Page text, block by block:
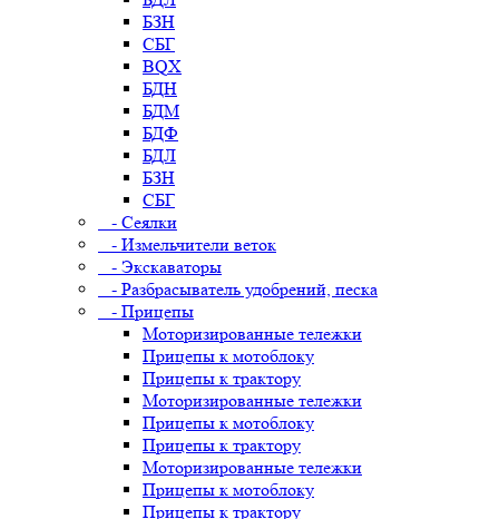
БЗН
СБГ
BQX
БДН
БДМ
БДФ
БДЛ
БЗН
СБГ
- Сеялки
- Измельчители веток
- Экскаваторы
- Разбрасыватель удобрений, песка
- Прицепы
Моторизированные тележки
Прицепы к мотоблоку
Прицепы к трактору
Моторизированные тележки
Прицепы к мотоблоку
Прицепы к трактору
Моторизированные тележки
Прицепы к мотоблоку
Прицепы к трактору